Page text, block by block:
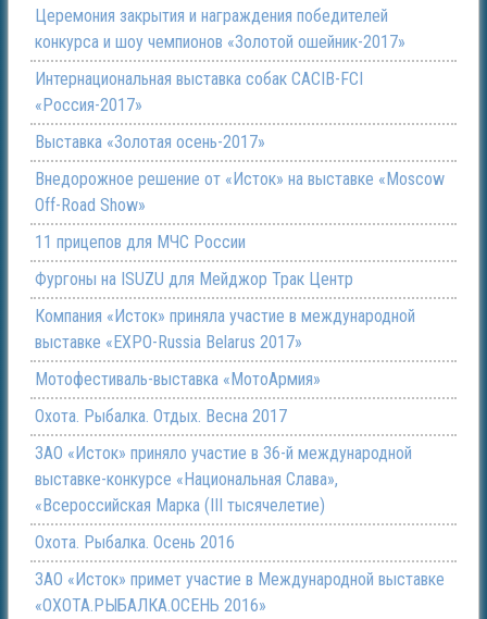
Церемония закрытия и награждения победителей
конкурса и шоу чемпионов «Золотой ошейник-2017»
Интернациональная выставка собак CACIB-FCI
«Россия-2017»
Выставка «Золотая осень-2017»
Внедорожное решение от «Исток» на выставке «Moscow
Off-Road Show»
11 прицепов для МЧС России
Фургоны на ISUZU для Мейджор Трак Центр
Компания «Исток» приняла участие в международной
выставке «EXPO-Russia Belarus 2017»
Мотофестиваль-выставка «МотоАрмия»
Охота. Рыбалка. Отдых. Весна 2017
ЗАО «Исток» приняло участие в 36-й международной
выставке-конкурсе «Национальная Слава»,
«Всероссийская Марка (III тысячелетие)
Охота. Рыбалка. Осень 2016
ЗАО «Исток» примет участие в Международной выставке
«ОХОТА.РЫБАЛКА.ОСЕНЬ 2016»